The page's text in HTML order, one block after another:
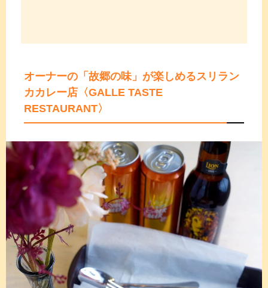
オーナーの「故郷の味」が楽しめるスリラン
カカレー店 〈GALLE TASTE
RESTAURANT〉